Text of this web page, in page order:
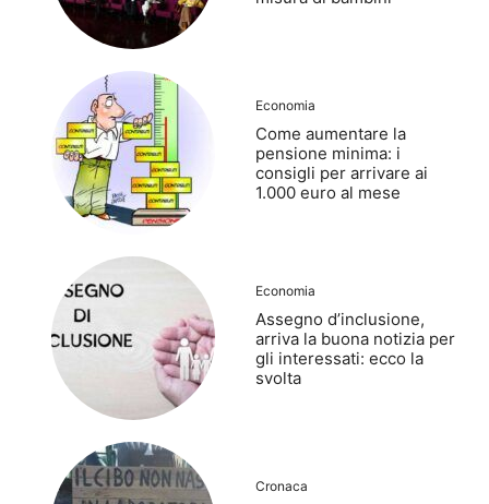
Economia
Come aumentare la
pensione minima: i
consigli per arrivare ai
1.000 euro al mese
Economia
Assegno d’inclusione,
arriva la buona notizia per
gli interessati: ecco la
svolta
Cronaca